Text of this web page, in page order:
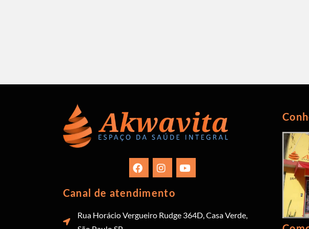
Canal de atendimento
Rua Horácio Vergueiro Rudge 364D, Casa Verde,